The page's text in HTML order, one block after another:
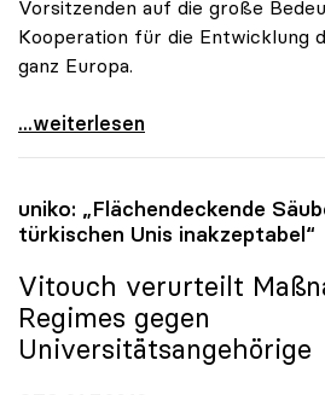
Vorsitzenden auf die große
Kooperation für die Entwicklung
ganz Europa.
Rektorenkonferenzen Europas
...weiterlesen
uniko: „Flächendeckende
türkischen Unis inakzeptabel“
Vitouch verurteilt
Regimes gegen
Universitätsangehörige